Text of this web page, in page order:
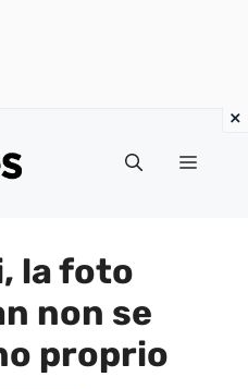
Menu
la foto
non se
proprio